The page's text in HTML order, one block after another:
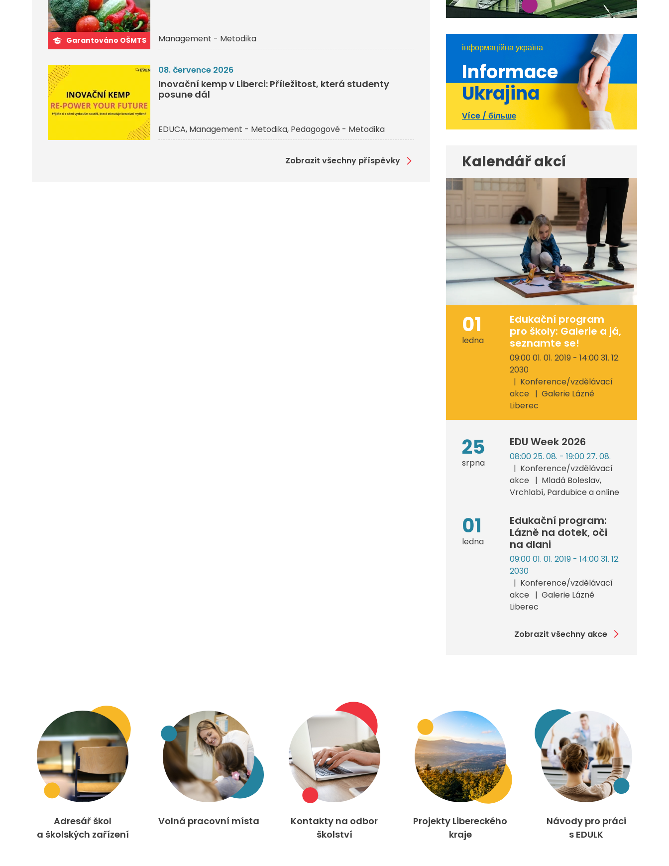
Garantováno OŠMTS Management - Metodika
08. července 2026
Inovační kemp v Liberci: Příležitost, která studenty
posune dál
EDUCA Management - Metodika Pedagogové - Metodika
Zobrazit všechny příspěvky
інформаційна україна
Informace
Ukrajina
Více / більше
Kalendář akcí
01
ledna
Edukační program
pro školy: Galerie a já,
seznamte se!
09:00 01. 01. 2019 - 14:00 31. 12.
2030
Konference/vzdělávací
akce
Galerie Lázně
Liberec
25
srpna
EDU Week 2026
08:00 25. 08. - 19:00 27. 08.
Konference/vzdělávací
akce
Mladá Boleslav,
Vrchlabí, Pardubice a online
01
ledna
Edukační program:
Lázně na dotek, oči
na dlani
09:00 01. 01. 2019 - 14:00 31. 12.
2030
Konference/vzdělávací
akce
Galerie Lázně
Liberec
Zobrazit všechny akce
Adresář škol
a školských zařízení
Volná pracovní místa
Kontakty na odbor
školství
Projekty Libereckého
kraje
Návody pro práci
s EDULK